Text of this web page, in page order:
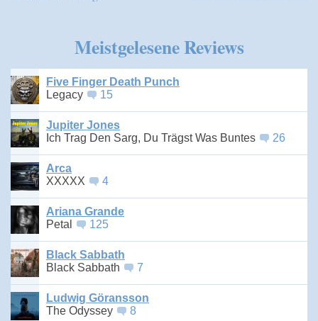
Meistgelesene Reviews
Five Finger Death Punch
Legacy
15
Jupiter Jones
Ich Trag Den Sarg, Du Trägst Was Buntes
26
Arca
XXXXX
4
Ariana Grande
Petal
125
Black Sabbath
Black Sabbath
7
Ludwig Göransson
The Odyssey
8